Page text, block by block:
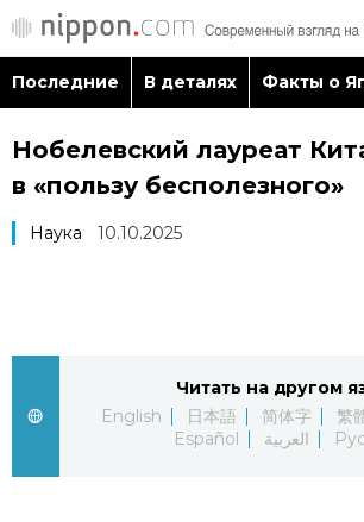
Последние
Факты о Японии
Новости
Последние В деталях Факты о
Нобелевский лауреат
в «пользу бесполезного»
Наука 10.10.2025
Читать на другом
English
日本語 简体字 繁
Español
العربية